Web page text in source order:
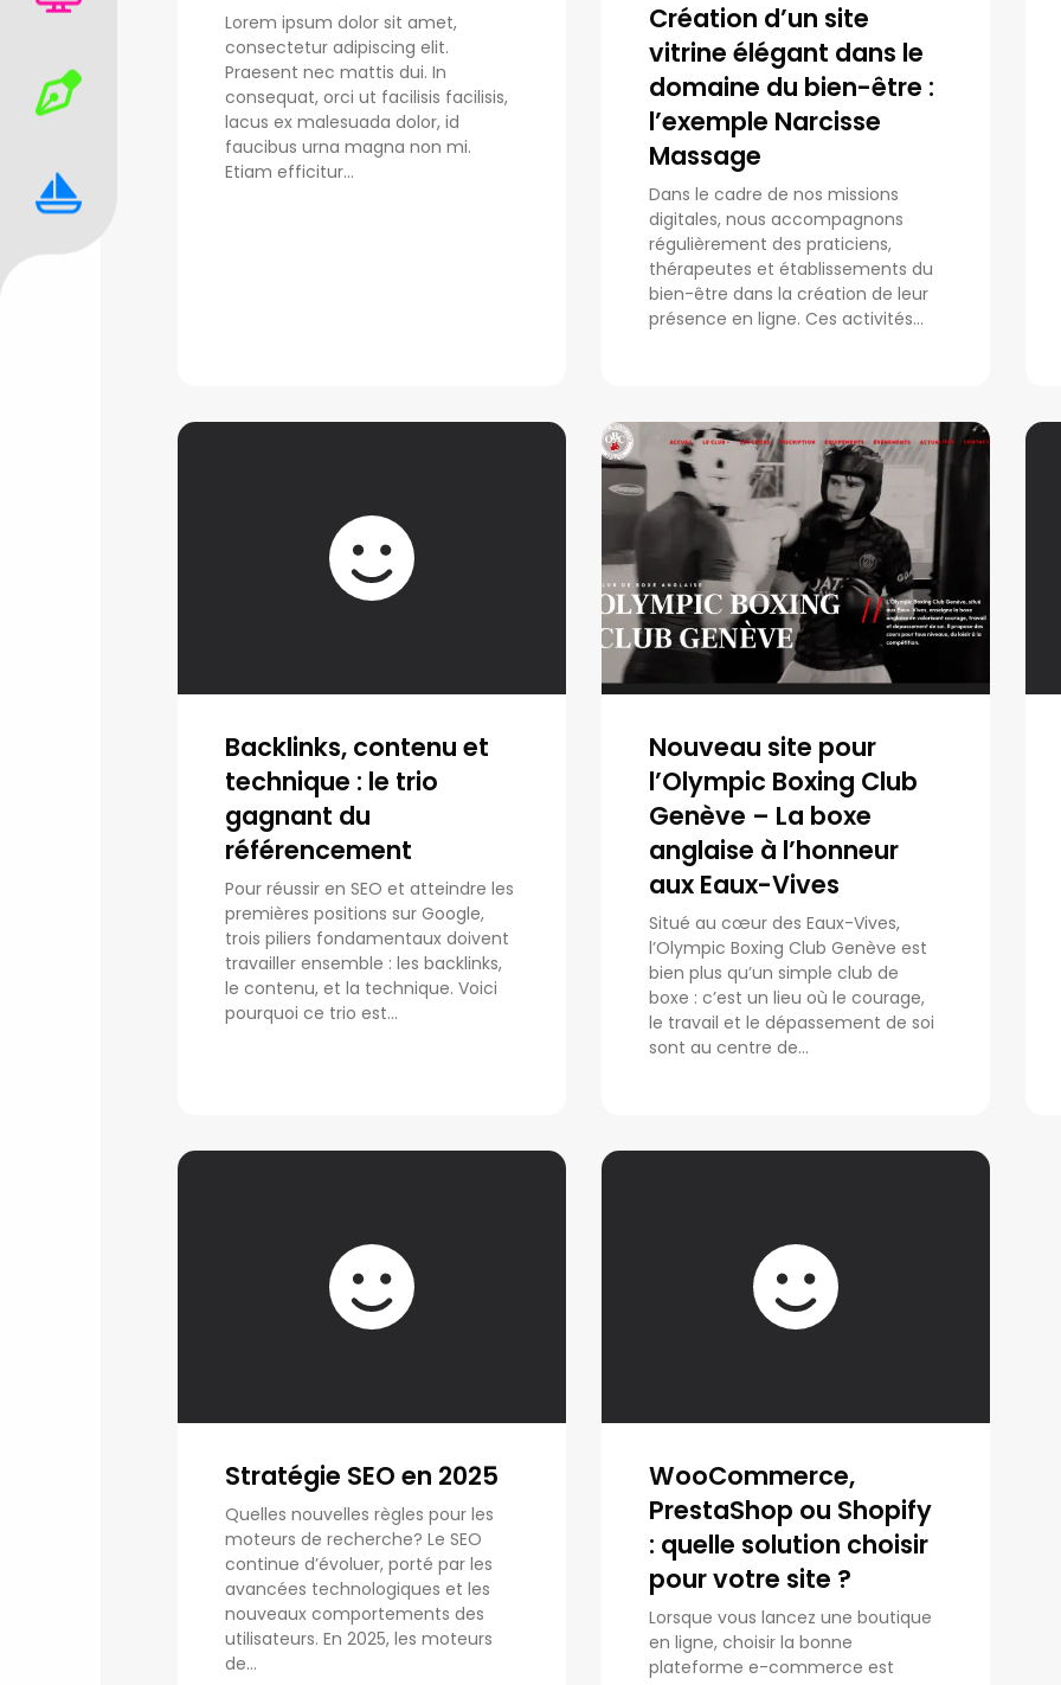
Lorem ipsum dolor sit amet,
consectetur adipiscing elit.
Praesent nec mattis dui. In
consequat, orci ut facilisis facilisis,
lacus ex malesuada dolor, id
faucibus urna magna non mi.
Etiam efficitur...
Création d’un site
vitrine élégant dans le
domaine du bien-être :
l’exemple Narcisse
Massage
Dans le cadre de nos missions
digitales, nous accompagnons
régulièrement des praticiens,
thérapeutes et établissements du
bien-être dans la création de leur
présence en ligne. Ces activités...
Backlinks, contenu et
technique : le trio
gagnant du
référencement
Pour réussir en SEO et atteindre les
premières positions sur Google,
trois piliers fondamentaux doivent
travailler ensemble : les backlinks,
le contenu, et la technique. Voici
pourquoi ce trio est...
Nouveau site pour
l’Olympic Boxing Club
Genève – La boxe
anglaise à l’honneur
aux Eaux-Vives
Situé au cœur des Eaux-Vives,
l’Olympic Boxing Club Genève est
bien plus qu’un simple club de
boxe : c’est un lieu où le courage,
le travail et le dépassement de soi
sont au centre de...
Stratégie SEO en 2025
Quelles nouvelles règles pour les
moteurs de recherche? Le SEO
continue d’évoluer, porté par les
avancées technologiques et les
nouveaux comportements des
utilisateurs. En 2025, les moteurs
de...
WooCommerce,
PrestaShop ou Shopify
: quelle solution choisir
pour votre site ?
Lorsque vous lancez une boutique
en ligne, choisir la bonne
plateforme e-commerce est